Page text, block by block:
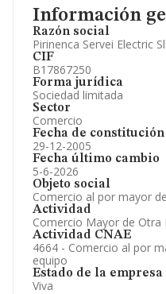
Información
Razón social
Pirinenca Servei Electric Sl
CIF
B17867250
Forma jurídica
Sociedad limitada
Sector
Comercio
Fecha de constitución
29-12-2005
Fecha último cambio
5-6-2026
Objeto social
Comercio al por mayor
Actividad
Comercio Mayor de Otra
Actividad CNAE
4664 - Comercio al por
equipo
Estado de la empresa
Viva
Información oficial y